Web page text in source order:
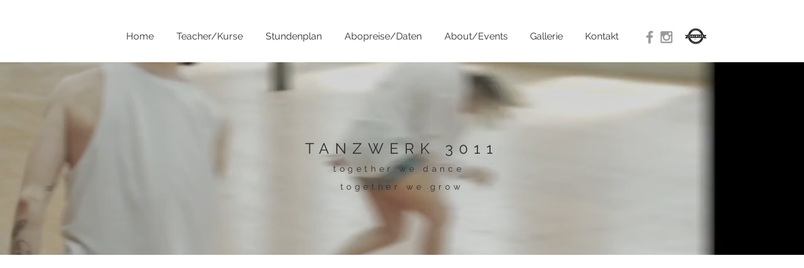
Home Teacher/Kurse Stundenplan Abopreise/Daten About/Events Gallerie Kontakt
TANZWERK 3011
together we dance
together we grow